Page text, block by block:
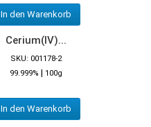
In den Warenkorb
Cerium(IV)...
SKU: 001178-2
99.999% | 100g
In den Warenkorb